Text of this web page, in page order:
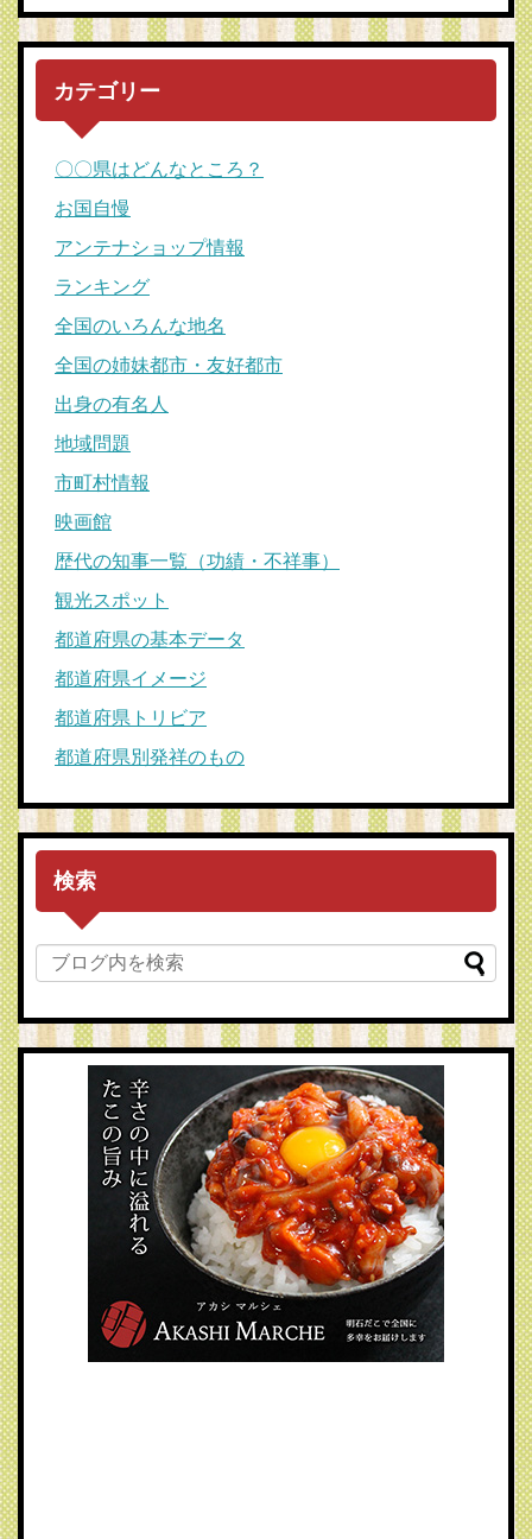
カテゴリー
〇〇県はどんなところ？
お国自慢
アンテナショップ情報
ランキング
全国のいろんな地名
全国の姉妹都市・友好都市
出身の有名人
地域問題
市町村情報
映画館
歴代の知事一覧（功績・不祥事）
観光スポット
都道府県の基本データ
都道府県イメージ
都道府県トリビア
都道府県別発祥のもの
検索